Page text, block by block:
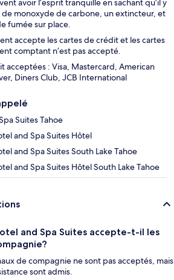
avoir l’esprit tranquille en sachant qu’il y
monoxyde de carbone, un extincteur, et
fumée sur place.
accepte les cartes de crédit et les cartes
comptant n’est pas accepté.
acceptées : Visa, Mastercard, American
Diners Club, JCB International
Suites Tahoe
and Spa Suites Hôtel
and Spa Suites South Lake Tahoe
and Spa Suites Hôtel South Lake Tahoe
and Spa Suites accepte-t-il les
de compagnie ne sont pas acceptés, mais
sont admis.